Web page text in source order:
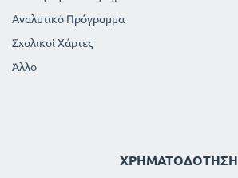
Αναλυτικό Πρόγραμμα
Σχολικοί Χάρτες
Άλλο
ΧΡΗΜΑΤΟΔΌΤΗΣΗ